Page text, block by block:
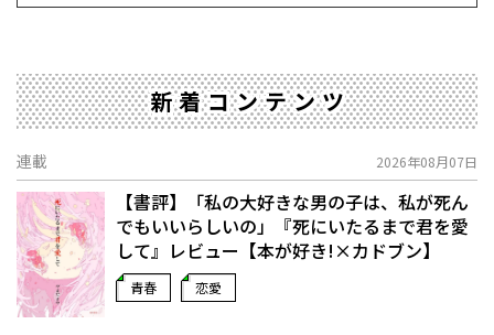
新着コンテンツ
連載 2026年08月07日
【書評】「私の大好きな男の子は、私が死ん
でもいいらしいの」――『死にいたるまで君を愛
して』レビュー【本が好き!×カドブン】
青春 恋愛